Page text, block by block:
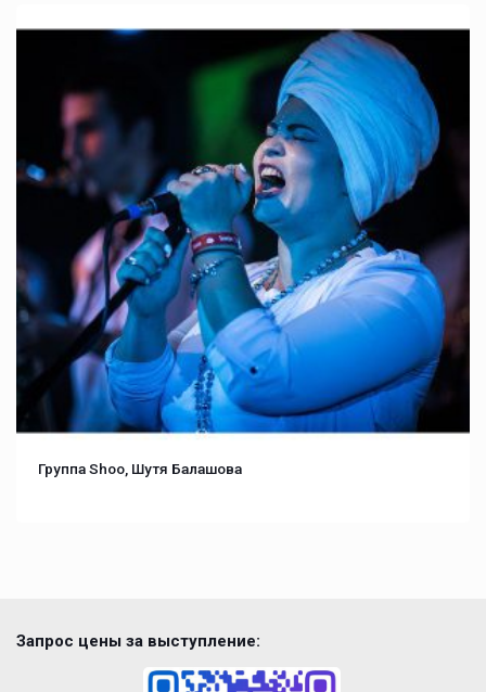
Группа Shoo, Шутя Балашова
Запрос цены за выступление: